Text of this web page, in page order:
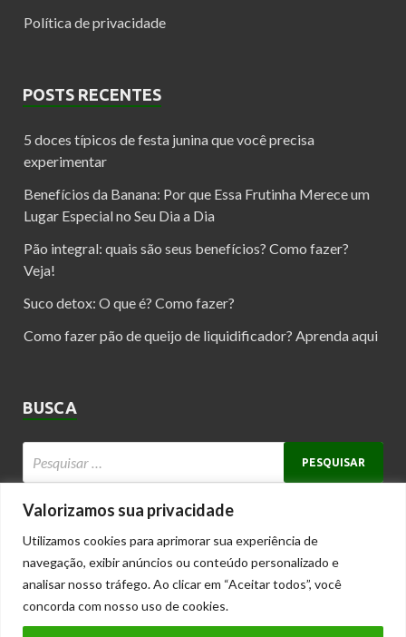
Valorizamos sua privacidade
Utilizamos cookies para aprimorar sua experiência de
navegação, exibir anúncios ou conteúdo personalizado e
analisar nosso tráfego. Ao clicar em “Aceitar todos”, você
concorda com nosso uso de cookies.
Política de privacidade
POSTS RECENTES
5 doces típicos de festa junina que você precisa
experimentar
Benefícios da Banana: Por que Essa Frutinha Merece um
Lugar Especial no Seu Dia a Dia
Pão integral: quais são seus benefícios? Como fazer?
Veja!
Suco detox: O que é? Como fazer?
Como fazer pão de queijo de liquidificador? Aprenda aqui
BUSCA
Copyright © 2025 receitasesaude.net
Receitas Saudáveis e Dicas para Viver Melhor
Este blog pertence à rede de blogsTuttidelas - blogs com conteúdos
femininos